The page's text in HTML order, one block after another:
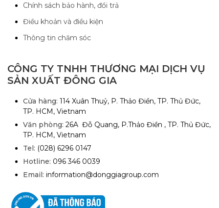
Chính sách bảo hành, đổi trả
Điều khoản và điều kiện
Thông tin chăm sóc
CÔNG TY TNHH THƯƠNG MẠI DỊCH VỤ
SẢN XUẤT ĐÔNG GIA
Cửa hàng: 114 Xuân Thuỷ, P. Thảo Điền, TP. Thủ Đức,
TP. HCM, Vietnam
Văn phòng: 26A Đỗ Quang, P.Thảo Điền , TP. Thủ Đức,
TP. HCM, Vietnam
Tel: (028) 6296 0147
Hotline: 096 346 0039
Email: information@donggiagroup.com